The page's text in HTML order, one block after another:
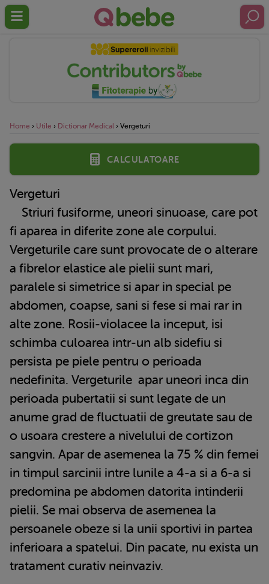
Home › Utile › Dictionar Medical › Vergeturi
Calculatoare
Vergeturi
Striuri fusiforme, uneori sinuoase, care pot
fi aparea in diferite zone ale corpului.
Vergeturile care sunt provocate de o alterare
a fibrelor elastice ale pielii sunt mari,
paralele si simetrice si apar in special pe
abdomen, coapse, sani si fese si mai rar in
alte zone. Rosii-violacee la inceput, isi
schimba culoarea intr-un alb sidefiu si
persista pe piele pentru o perioada
nedefinita. Vergeturile apar uneori inca din
perioada pubertatii si sunt legate de un
anume grad de fluctuatii de greutate sau de
o usoara crestere a nivelului de cortizon
sangvin. Apar de asemenea la 75 % din femei
in timpul sarcinii intre lunile a 4-a si a 6-a si
predomina pe abdomen datorita intinderii
pielii. Se mai observa de asemenea la
persoanele obeze si la unii sportivi in partea
inferioara a spatelui. Din pacate, nu exista un
tratament curativ neinvaziv.